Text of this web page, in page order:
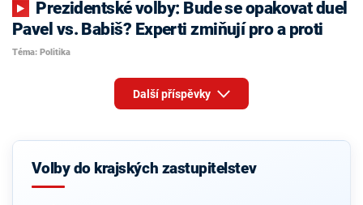
Pavel vs. Babiš? Experti zmiňují pro a proti
Téma: Politika
Další příspěvky
Volby do krajských zastupitelstev